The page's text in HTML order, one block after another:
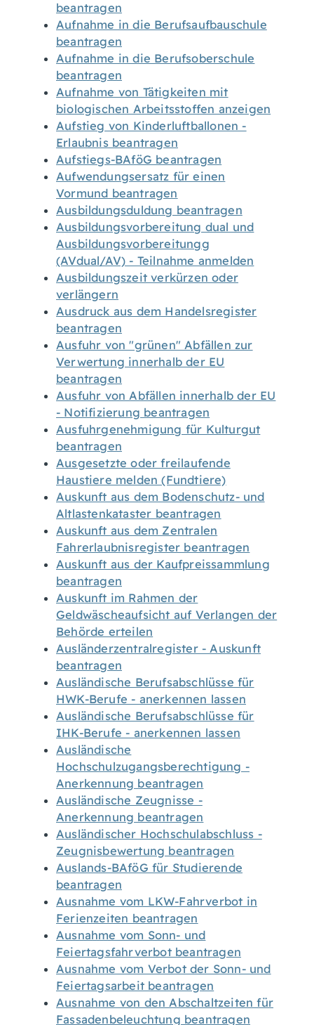
beantragen
Aufnahme in die Berufsaufbauschule
beantragen
Aufnahme in die Berufsoberschule
beantragen
Aufnahme von Tätigkeiten mit
biologischen Arbeitsstoffen anzeigen
Aufstieg von Kinderluftballonen -
Erlaubnis beantragen
Aufstiegs-BAföG beantragen
Aufwendungsersatz für einen
Vormund beantragen
Ausbildungsduldung beantragen
Ausbildungsvorbereitung dual und
Ausbildungsvorbereitungg
(AVdual/AV) - Teilnahme anmelden
Ausbildungszeit verkürzen oder
verlängern
Ausdruck aus dem Handelsregister
beantragen
Ausfuhr von "grünen" Abfällen zur
Verwertung innerhalb der EU
beantragen
Ausfuhr von Abfällen innerhalb der EU
- Notifizierung beantragen
Ausfuhrgenehmigung für Kulturgut
beantragen
Ausgesetzte oder freilaufende
Haustiere melden (Fundtiere)
Auskunft aus dem Bodenschutz- und
Altlastenkataster beantragen
Auskunft aus dem Zentralen
Fahrerlaubnisregister beantragen
Auskunft aus der Kaufpreissammlung
beantragen
Auskunft im Rahmen der
Geldwäscheaufsicht auf Verlangen der
Behörde erteilen
Ausländerzentralregister - Auskunft
beantragen
Ausländische Berufsabschlüsse für
HWK-Berufe - anerkennen lassen
Ausländische Berufsabschlüsse für
IHK-Berufe - anerkennen lassen
Ausländische
Hochschulzugangsberechtigung -
Anerkennung beantragen
Ausländische Zeugnisse -
Anerkennung beantragen
Ausländischer Hochschulabschluss -
Zeugnisbewertung beantragen
Auslands-BAföG für Studierende
beantragen
Ausnahme vom LKW-Fahrverbot in
Ferienzeiten beantragen
Ausnahme vom Sonn- und
Feiertagsfahrverbot beantragen
Ausnahme vom Verbot der Sonn- und
Feiertagsarbeit beantragen
Ausnahme von den Abschaltzeiten für
Fassadenbeleuchtung beantragen